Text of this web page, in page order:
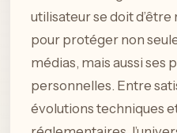
utilisateur se doit
pour protéger non
médias, mais aussi ses
personnelles. Entre
évolutions techniques